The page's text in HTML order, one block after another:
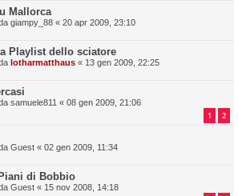
Mallorca
giampy_88 « 20 apr 2009, 23:10
Playlist dello sciatore
lotharmatthaus « 13 gen 2009, 22:25
samuele811 « 08 gen 2009, 21:06
1 2
Guest « 02 gen 2009, 11:34
di Bobbio
Guest « 15 nov 2008, 14:18